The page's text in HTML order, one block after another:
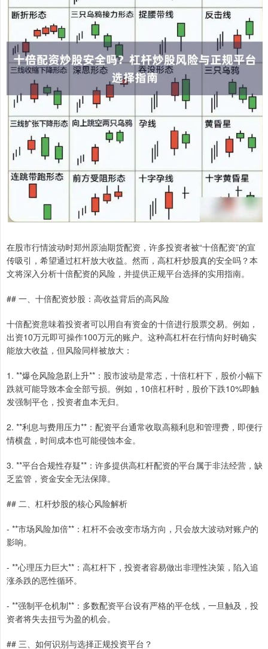
在股市行情波动时郑州原油期货配资，许多投资者被“十倍配资”的宣
传吸引，希望通过杠杆放大收益。然而，高杠杆炒股真的安全吗？本
文将深入分析十倍配资的风险，并提供正规平台选择的实用指南。
## 一、十倍配资炒股：高收益背后的高风险
十倍配资意味着投资者可以用自有资金的十倍进行股票交易。例如，
出资10万元即可操作100万元的账户。这种高杠杆在行情向好时确实
能放大收益，但风险同样被放大：
1. **爆仓风险急剧上升**：股市波动是常态，十倍杠杆下，股价小幅下
跌就可能导致本金全部亏损。例如，10倍杠杆时，股价下跌10%即触
发强制平仓，投资者血本无归。
2. **利息与费用压力**：配资平台通常收取高额利息和管理费，即便行
情横盘，时间成本也可能侵蚀本金。
3. **平台合规性存疑**：许多提供高杠杆配资的平台属于非法经营，缺
乏监管，资金安全无法保障。
## 二、杠杆炒股的核心风险解析
- **市场风险加倍**：杠杆不会改变市场方向，只会放大波动对账户的
影响。
- **心理压力巨大**：高杠杆下，投资者容易做出非理性决策，陷入追
涨杀跌的恶性循环。
- **强制平仓机制**：多数配资平台设有严格的平仓线，一旦触及，投
资者将失去扭亏为盈的机会。
## 三、如何识别与选择正规投资平台？